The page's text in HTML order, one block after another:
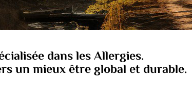
dans les Allergies.
un mieux être global et durable.